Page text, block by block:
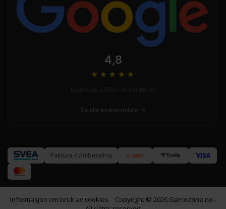
4,8
★★★★ ★
Se alle brukeromtaler
Faktura / Delbetaling
Informasjon om bruk av cookies
Copyright © 2026 Gamezone.no -